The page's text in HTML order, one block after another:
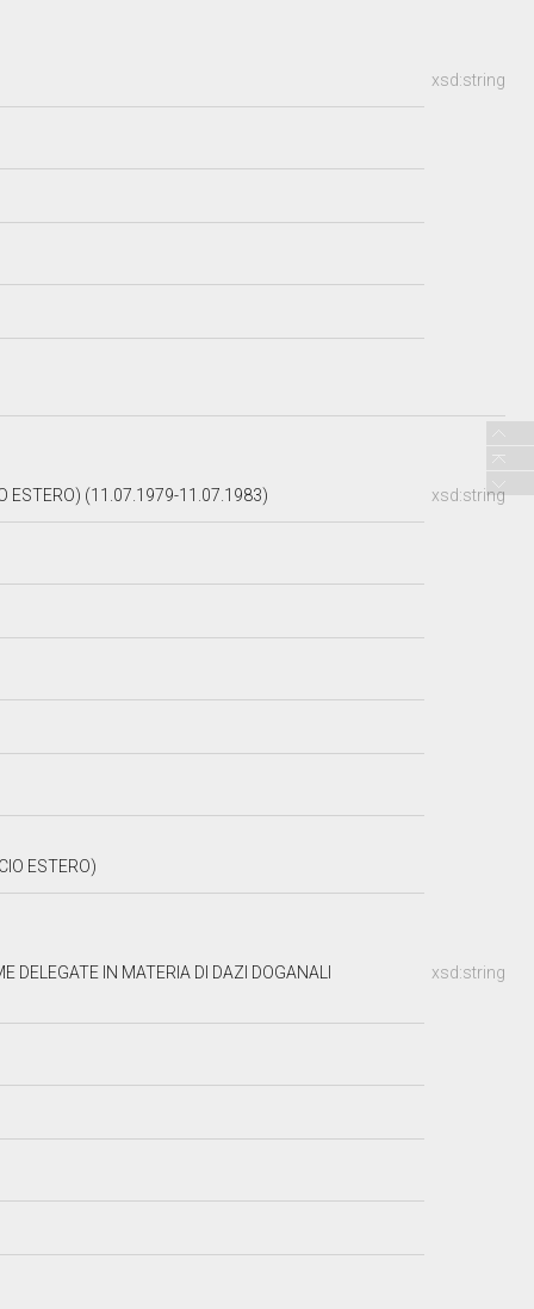
xsd:string
xsd:string
ESTERO) (11.07.1979-11.07.1983)
ESTERO)
xsd:string
DELEGATE IN MATERIA DI DAZI DOGANALI